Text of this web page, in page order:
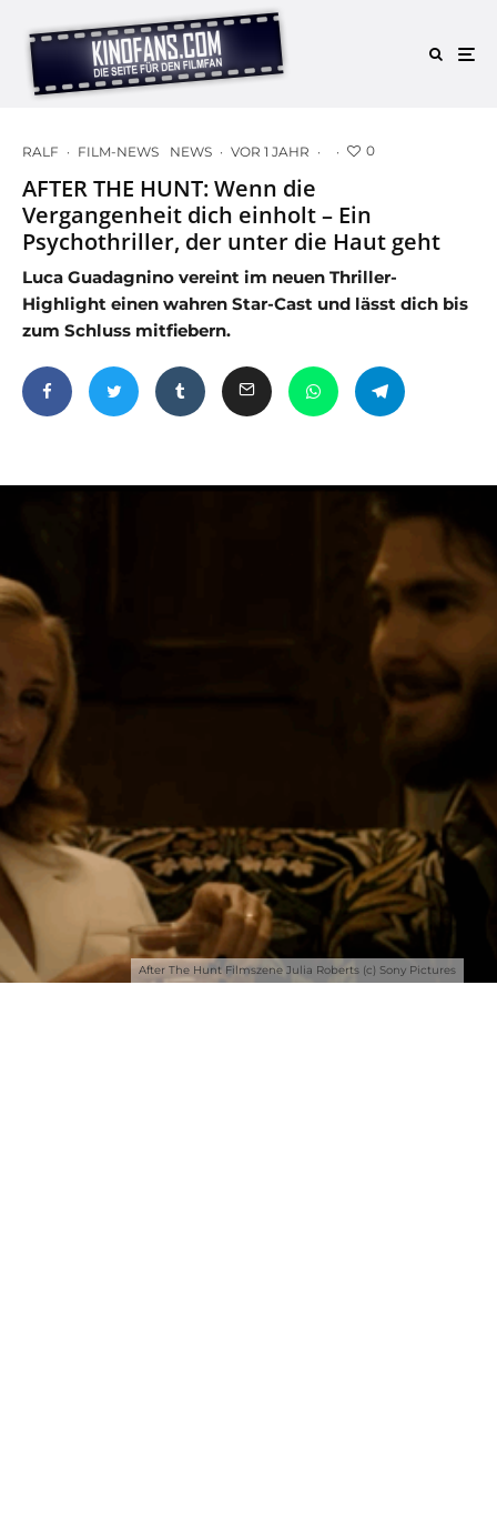
RALF · FILM-NEWS NEWS · VOR 1 JAHR · · 0
AFTER THE HUNT: Wenn die
Vergangenheit dich einholt – Ein
Psychothriller, der unter die Haut geht
Luca Guadagnino vereint im neuen Thriller-
Highlight einen wahren Star-Cast und lässt dich bis
zum Schluss mitfiebern.
After The Hunt Filmszene Julia Roberts (c) Sony Pictures